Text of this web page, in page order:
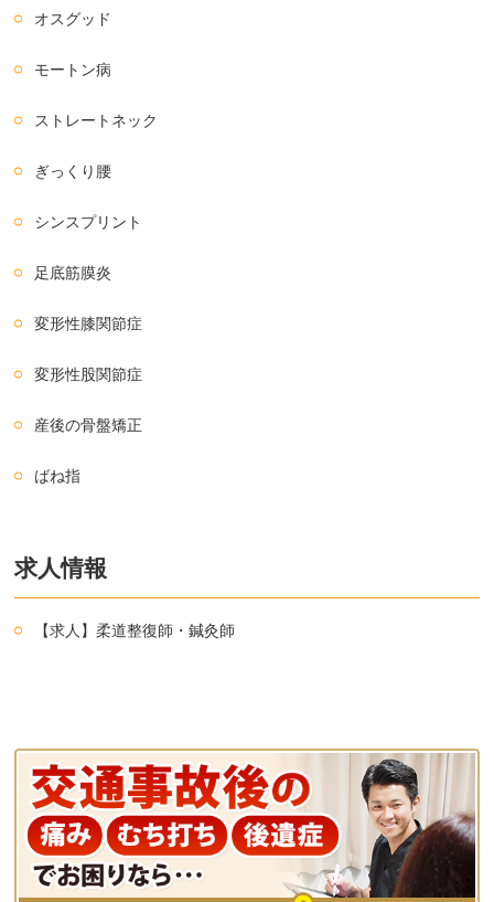
オスグッド
モートン病
ストレートネック
ぎっくり腰
シンスプリント
足底筋膜炎
変形性膝関節症
変形性股関節症
産後の骨盤矯正
ばね指
求人情報
【求人】柔道整復師・鍼灸師